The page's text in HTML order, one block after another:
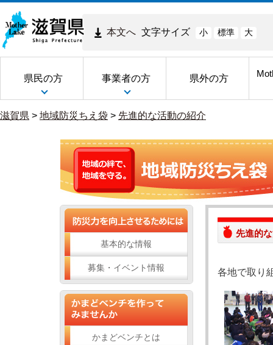
本文へ 文字サイズ 小 標準 大
県民の方 事業者の方 県外の方
滋賀県 > 地域防災ちえ袋 > 先進的な活動の紹介
基本的な情報
募集・イベント情報
かまどベンチとは
先進的
各地で取り